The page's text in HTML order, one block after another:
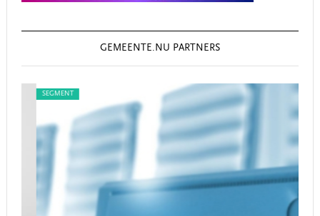
GEMEENTE.NU PARTNERS
SEGMENT